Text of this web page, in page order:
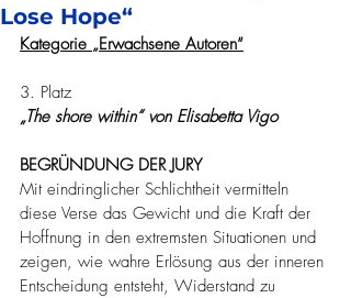
Lose Hope“
Kategorie „Erwachsene Autoren“
3. Platz
„The shore within“ von Elisabetta Vigo
BEGRÜNDUNG DER JURY
Mit eindringlicher Schlichtheit vermitteln
diese Verse das Gewicht und die Kraft der
Hoffnung in den extremsten Situationen und
zeigen, wie wahre Erlösung aus der inneren
Entscheidung entsteht, Widerstand zu